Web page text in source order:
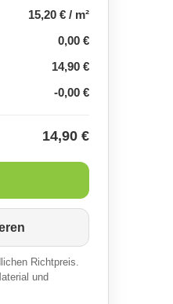
15,20 € / m²
0,00 €
14,90 €
-0,00 €
14,90 €
Richtpreis.
und